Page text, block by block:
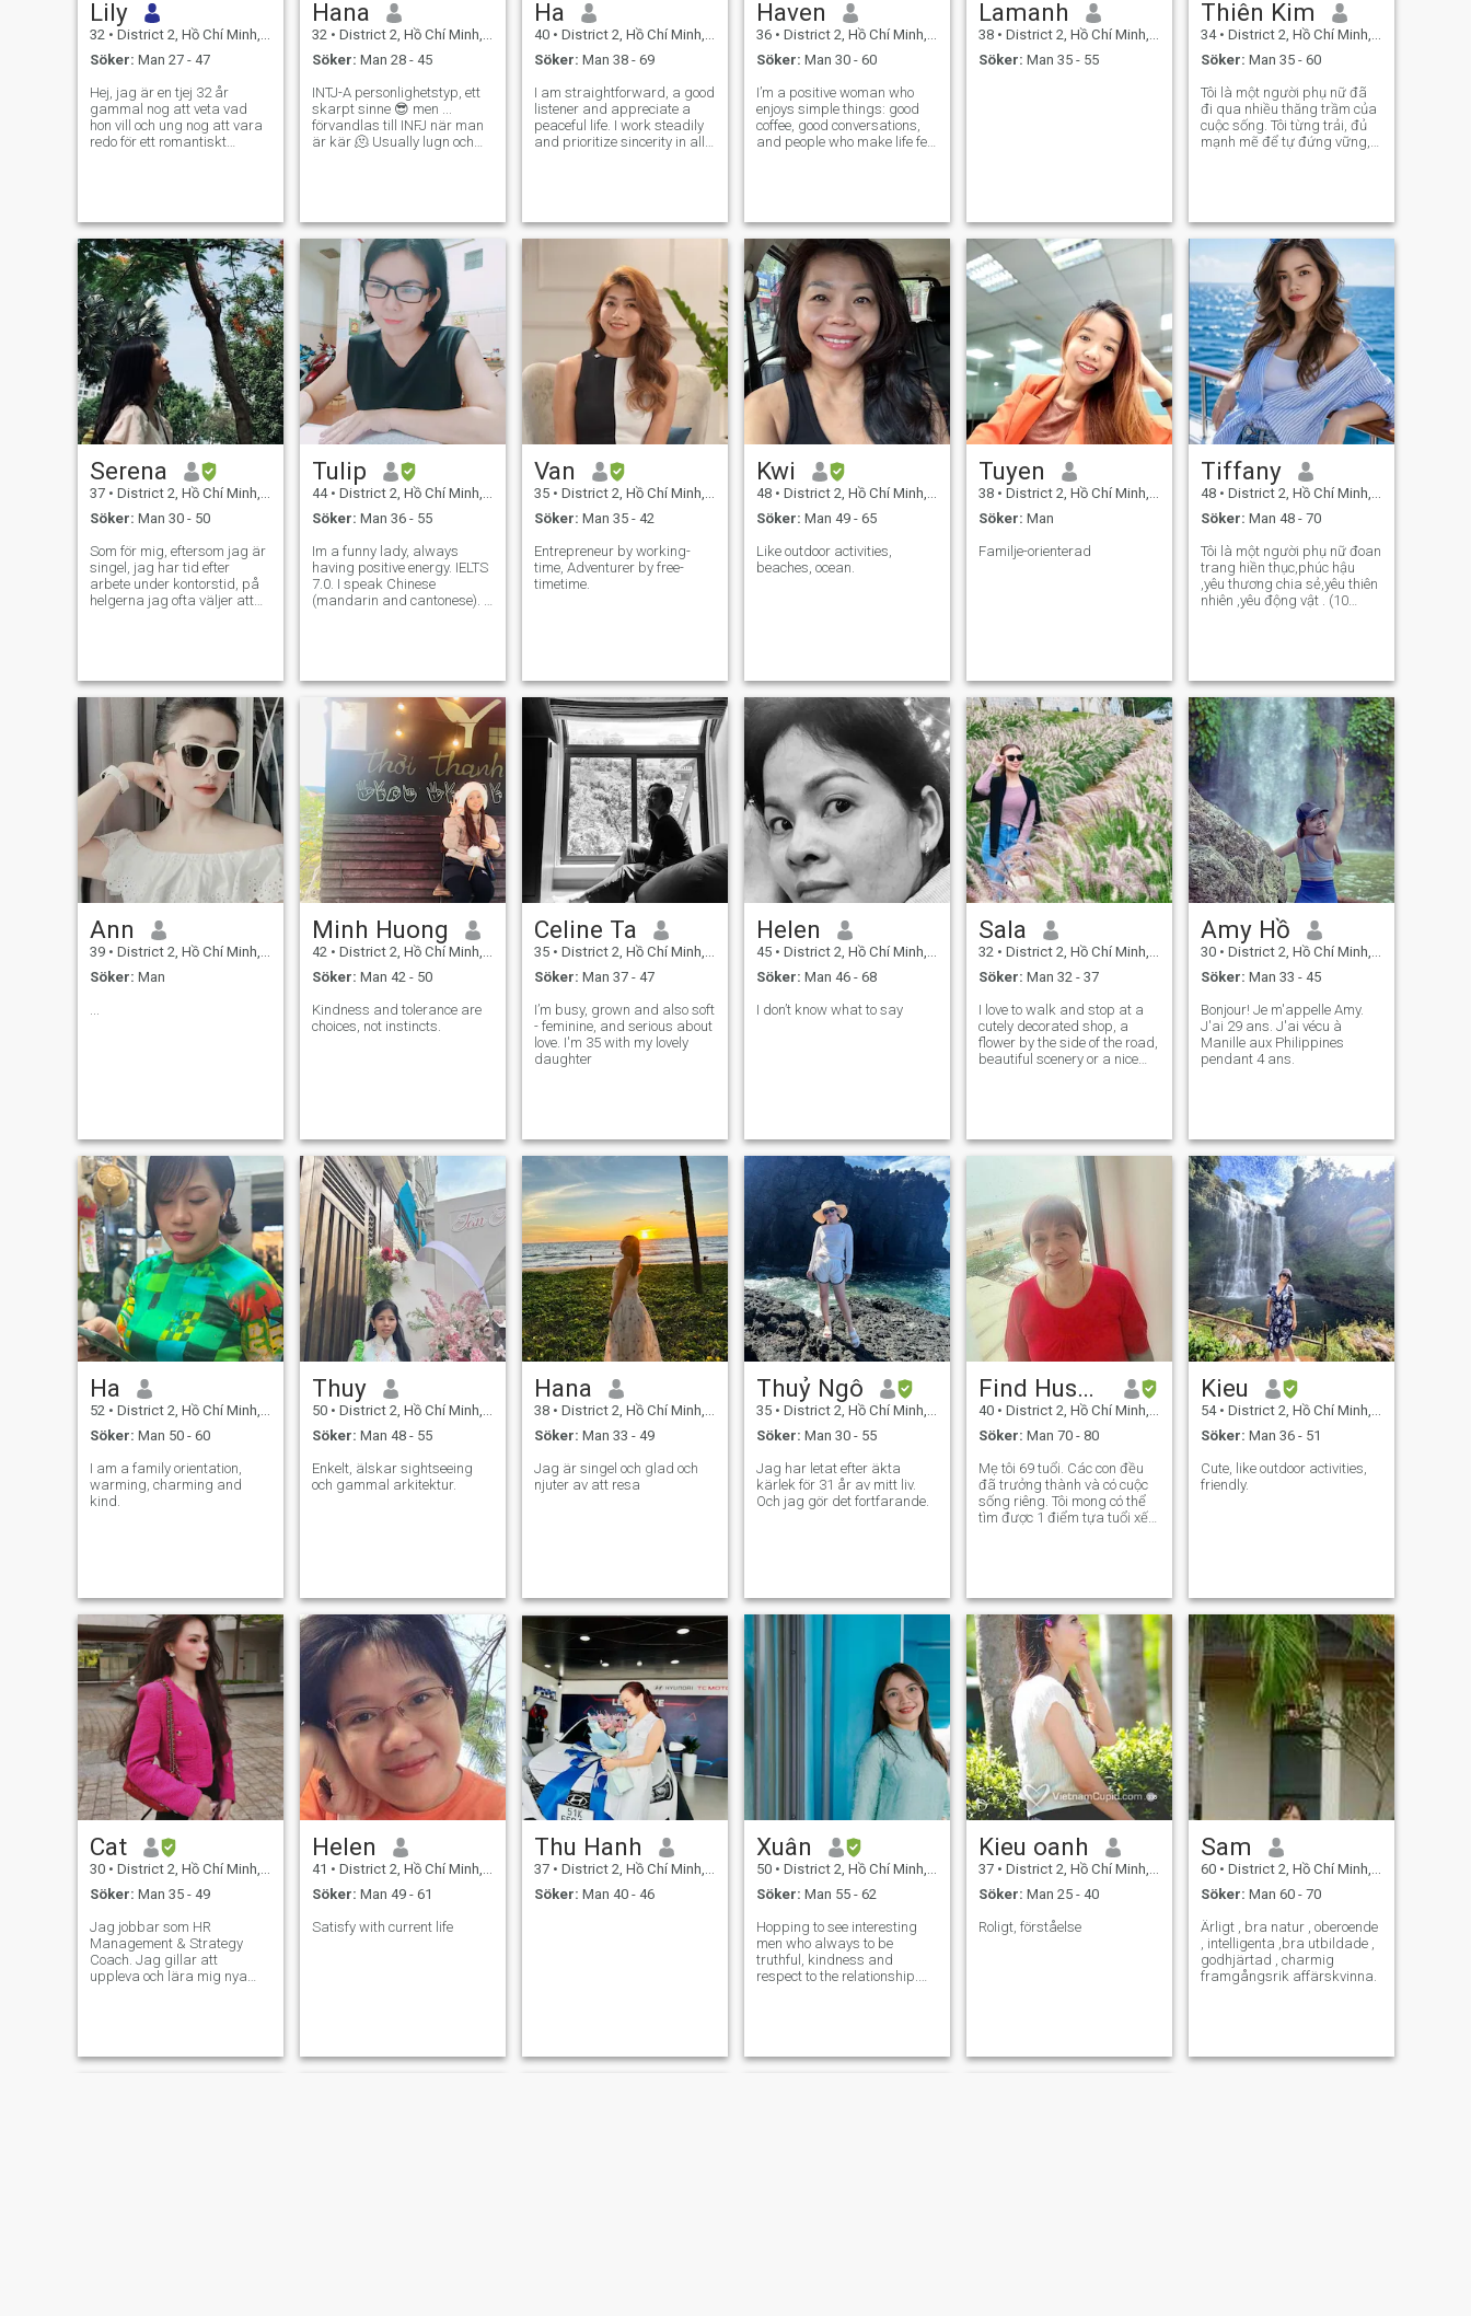
Lily
32 • District 2, Hồ Chí Minh, Vietnam
Söker: Man 27 - 47
Hej, jag är en tjej 32 år
gammal nog att veta vad
hon vill och ung nog att vara
redo för ett romantiskt
måltider, och som en modern
självständig person med ett
jobb och en egen världsbild.
Hana
32 • District 2, Hồ Chí Minh, Vietnam
Söker: Man 28 - 45
INTJ-A personlighetstyp, ett
skarpt sinne 😎 men ...
förvandlas till INFJ när man
är kär 🫠 Usually lugn och
om att göra det omöjliga
möjligt 🤓galen om att
förändra världen 😅 livet är
så meningslöst om du
arbetar bara för pengar
Kärlekfilosofi, psykologi och
frågor om själen, badminton
och shopping 🤪 så antingen
en mycket lugn och lugn
person eller en aktiv morden
flicka Integrated i seriöst
förhållande. Om du också är
det, skriv en profil som visar
att du är seriös eller skriv ett
Ha
40 • District 2, Hồ Chí Minh, Vietnam
Söker: Man 38 - 69
I am straightforward, a good
listener and appreciate a
peaceful life. I work steadily
and prioritize sincerity in all
build a future. All thes
Haven
36 • District 2, Hồ Chí Minh, Vietnam
Söker: Man 30 - 60
I’m a positive woman who
enjoys simple things: good
coffee, good conversations,
and people who make life feel
independent, caring, and
probably the type
Lamanh
38 • District 2, Hồ Chí Minh, Vietnam
Söker: Man 35 - 55
Thiên Kim
34 • District 2, Hồ Chí Minh, Vietnam
Söker: Man 35 - 60
Tôi là một người phụ nữ đã
đi qua nhiều thăng trầm của
cuộc sống. Tôi từng trải, đủ
mạnh mẽ để tự đứng vững,
sự hào nhoáng hay những lời
hứa xa v
Serena
37 • District 2, Hồ Chí Minh, Vietnam
Söker: Man 30 - 50
Som för mig, eftersom jag är
singel, jag har tid efter
arbete under kontorstid, på
helgerna jag ofta väljer att
mat. Ibland är jag lat, jag
stannar hemma, tar hand
om växter på balkongen,
bara vilar och gör ingenting,
när jag är trött, tittar på
bonsai eller går hjälper mig
att känna mig mer bekväm.
Om det finns någon vid min
sida kan jag tillbringa mer
tid med min partner. Jag tror
att samtal, möten, delning
och de konstruktiva
ansträngningarna från
båda sidor också är viktiga
förhållande. Livet blir mer
meningsfullt om jag njuter av
livet med en partner,
upplever svårigheter och
Tulip
44 • District 2, Hồ Chí Minh, Vietnam
Söker: Man 36 - 55
Im a funny lady, always
having positive energy. IELTS
7.0. I speak Chinese
(mandarin and cantonese). I
Van
35 • District 2, Hồ Chí Minh, Vietnam
Söker: Man 35 - 42
Entrepreneur by working-
time, Adventurer by free-
timetime.
Kwi
48 • District 2, Hồ Chí Minh, Vietnam
Söker: Man 49 - 65
Like outdoor activities,
beaches, ocean.
Tuyen
38 • District 2, Hồ Chí Minh, Vietnam
Söker: Man
Familje-orienterad
Tiffany
48 • District 2, Hồ Chí Minh, Vietnam
Söker: Man 48 - 70
Tôi là một người phụ nữ đoan
trang hiền thục,phúc hậu
,yêu thương chia sẻ,yêu thiên
nhiên ,yêu động vật . (10
,thích nấu ăn.
Ann
39 • District 2, Hồ Chí Minh, Vietnam
Söker: Man
Minh Huong
42 • District 2, Hồ Chí Minh, Vietnam
Söker: Man 42 - 50
Kindness and tolerance are
choices, not instincts.
Celine Ta
35 • District 2, Hồ Chí Minh, Vietnam
Söker: Man 37 - 47
I’m busy, grown and also soft
- feminine, and serious about
love. I'm 35 with my lovely
daughter
Helen
45 • District 2, Hồ Chí Minh, Vietnam
Söker: Man 46 - 68
I don’t know what to say
Sala
32 • District 2, Hồ Chí Minh, Vietnam
Söker: Man 32 - 37
I love to walk and stop at a
cutely decorated shop, a
flower by the side of the road,
beautiful scenery or a nice
and new me every day. One
do
Amy Hồ
30 • District 2, Hồ Chí Minh, Vietnam
Söker: Man 33 - 45
Bonjour! Je m'appelle Amy.
J'ai 29 ans. J'ai vécu à
Manille aux Philippines
pendant 4 ans.
Ha
52 • District 2, Hồ Chí Minh, Vietnam
Söker: Man 50 - 60
I am a family orientation,
warming, charming and
kind.
Thuy
50 • District 2, Hồ Chí Minh, Vietnam
Söker: Man 48 - 55
Enkelt, älskar sightseeing
och gammal arkitektur.
Hana
38 • District 2, Hồ Chí Minh, Vietnam
Söker: Man 33 - 49
Jag är singel och glad och
njuter av att resa
Thuỷ Ngô
35 • District 2, Hồ Chí Minh, Vietnam
Söker: Man 30 - 55
Jag har letat efter äkta
kärlek för 31 år av mitt liv.
Och jag gör det fortfarande.
Find Husband For Mom!!!
40 • District 2, Hồ Chí Minh, Vietnam
Söker: Man 70 - 80
Mẹ tôi 69 tuổi. Các con đều
đã trưởng thành và có cuộc
sống riêng. Tôi mong có thể
tìm được 1 điểm tựa tuổi xế
Right! Thanks for reading
Kieu
54 • District 2, Hồ Chí Minh, Vietnam
Söker: Man 36 - 51
Cute, like outdoor activities,
friendly.
Cat
30 • District 2, Hồ Chí Minh, Vietnam
Söker: Man 35 - 49
Jag jobbar som HR
Management & Strategy
Coach. Jag gillar att
uppleva och lära mig nya
Helen
41 • District 2, Hồ Chí Minh, Vietnam
Söker: Man 49 - 61
Satisfy with current life
Thu Hanh
37 • District 2, Hồ Chí Minh, Vietnam
Söker: Man 40 - 46
Xuân
50 • District 2, Hồ Chí Minh, Vietnam
Söker: Man 55 - 62
Hopping to see interesting
men who always to be
truthful, kindness and
respect to the relationship.
Kieu oanh
37 • District 2, Hồ Chí Minh, Vietnam
Söker: Man 25 - 40
Roligt, förståelse
Sam
60 • District 2, Hồ Chí Minh, Vietnam
Söker: Man 60 - 70
Ärligt , bra natur , oberoende
, intelligenta ,bra utbildade ,
godhjärtad , charmig
framgångsrik affärskvinna.